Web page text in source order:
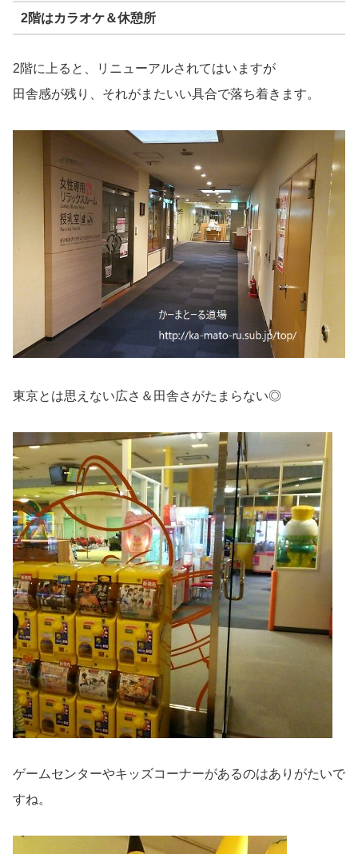
2階はカラオケ＆休憩所
2階に上ると、リニューアルされてはいますが
田舎感が残り、それがまたいい具合で落ち着きます。
東京とは思えない広さ＆田舎さがたまらない◎
ゲームセンターやキッズコーナーがあるのはありがたいで
すね。